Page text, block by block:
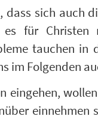
sich auch
für Christen
tauchen in
im Folgenden
eingehen,
einnehmen